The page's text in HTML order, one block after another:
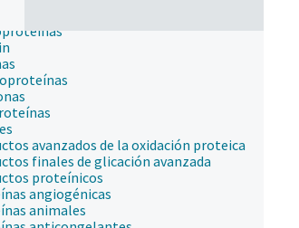
avanzados de la oxidación proteica
finales de glicación avanzada
proteínicos
angiogénicas
animales